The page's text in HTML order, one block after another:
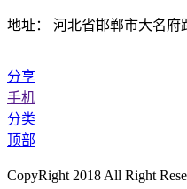
地址： 河北省邯郸市大名府
分享
手机
分类
顶部
CopyRight 2018 All Right